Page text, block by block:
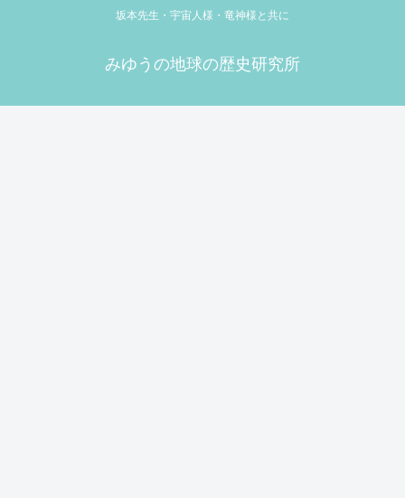
坂本先生・宇宙人様・竜神様と共に
みゆうの地球の歴史研究所